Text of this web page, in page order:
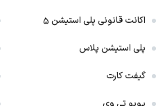
اکانت قانونی پلی استیشن ۵
پلی استیشن پلاس
گیفت کارت